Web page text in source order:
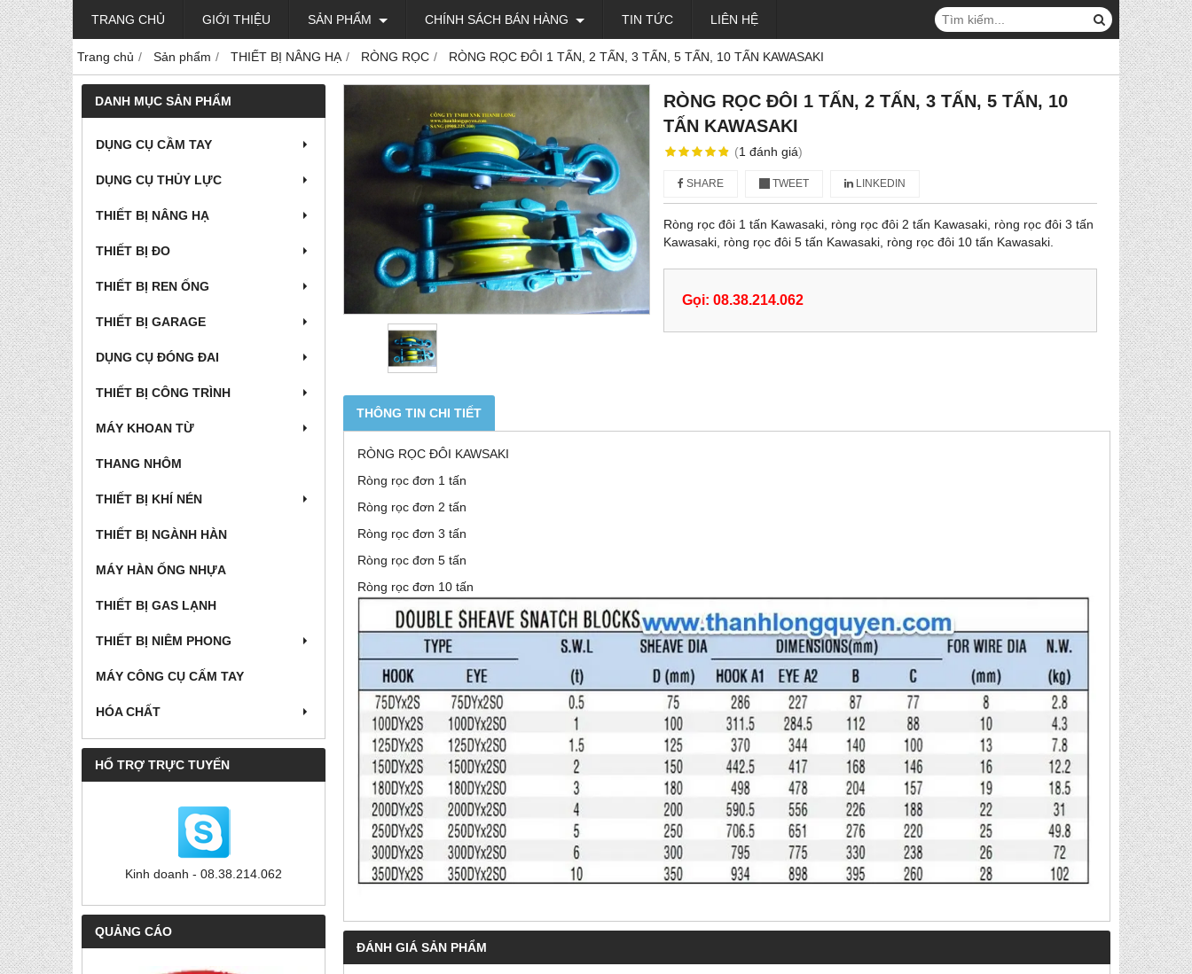
TRANG CHỦ GIỚI THIỆU SẢN PHẨM CHÍNH SÁCH BÁN HÀNG TIN TỨC LIÊN HỆ
Trang chủ Sản phẩm THIẾT BỊ NÂNG HẠ RÒNG RỌC RÒNG RỌC ĐÔI 1 TẤN, 2 TẤN, 3 TẤN, 5 TẤN, 10 TẤN KAWASAKI
DANH MỤC SẢN PHẨM
DỤNG CỤ CẦM TAY
DỤNG CỤ THỦY LỰC
THIẾT BỊ NÂNG HẠ
THIẾT BỊ ĐO
THIẾT BỊ REN ỐNG
THIẾT BỊ GARAGE
DỤNG CỤ ĐÓNG ĐAI
THIẾT BỊ CÔNG TRÌNH
MÁY KHOAN TỪ
THANG NHÔM
THIẾT BỊ KHÍ NÉN
THIẾT BỊ NGÀNH HÀN
MÁY HÀN ỐNG NHỰA
THIẾT BỊ GAS LẠNH
THIẾT BỊ NIÊM PHONG
MÁY CÔNG CỤ CẤM TAY
HÓA CHẤT
HỔ TRỢ TRỰC TUYẾN
Kinh doanh - 08.38.214.062
QUẢNG CÁO
RÒNG RỌC ĐÔI 1 TẤN, 2 TẤN, 3 TẤN, 5 TẤN, 10
TẤN KAWASAKI
(1 đánh giá)
SHARE TWEET LINKEDIN
Ròng rọc đôi 1 tấn Kawasaki, ròng rọc đôi 2 tấn Kawasaki, ròng rọc đôi 3 tấn
Kawasaki, ròng rọc đôi 5 tấn Kawasaki, ròng rọc đôi 10 tấn Kawasaki.
Gọi: 08.38.214.062
THÔNG TIN CHI TIẾT
RÒNG RỌC ĐÔI KAWSAKI
Ròng rọc đơn 1 tấn
Ròng rọc đơn 2 tấn
Ròng rọc đơn 3 tấn
Ròng rọc đơn 5 tấn
Ròng rọc đơn 10 tấn
ĐÁNH GIÁ SẢN PHẨM